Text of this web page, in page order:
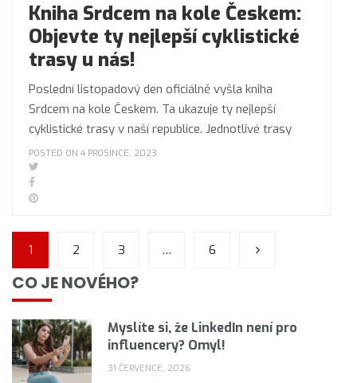
Kniha Srdcem na kole Českem:
Objevte ty nejlepší cyklistické
trasy u nás!
Poslední listopadový den oficiálně vyšla kniha
Srdcem na kole Českem. Ta ukazuje ty nejlepší
cyklistické trasy v naší republice. Jednotlivé trasy
POSTED ON 4 PROSINCE, 2023
1 2 3 … 6
CO JE NOVÉHO?
Myslíte si, že LinkedIn není pro
influencery? Omyl!
31 ČERVENCE, 2026